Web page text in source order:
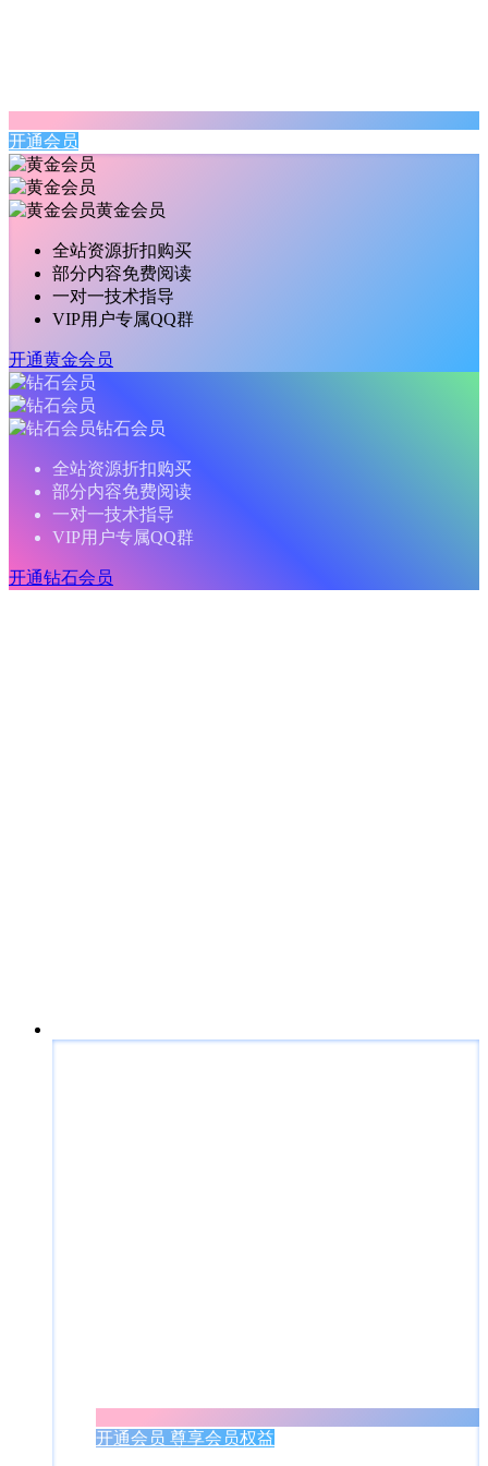
开通会员
黄金会员
全站资源折扣购买
部分内容免费阅读
一对一技术指导
VIP用户专属QQ群
开通黄金会员
钻石会员
全站资源折扣购买
部分内容免费阅读
一对一技术指导
VIP用户专属QQ群
开通钻石会员
开通会员 尊享会员权益